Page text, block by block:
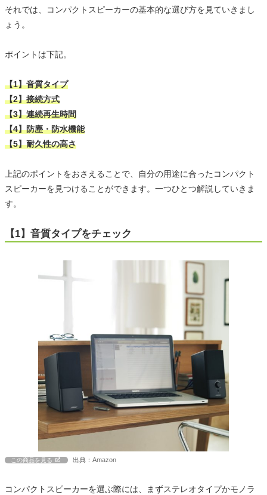
それでは、コンパクトスピーカーの基本的な選び方を見ていきまし
ょう。
ポイントは下記。
【1】音質タイプ
【2】接続方式
【3】連続再生時間
【4】防塵・防水機能
【5】耐久性の高さ
上記のポイントをおさえることで、自分の用途に合ったコンパクト
スピーカーを見つけることができます。一つひとつ解説していきま
す。
【1】音質タイプをチェック
この商品を見る 出典：Amazon
コンパクトスピーカーを選ぶ際には、まずステレオタイプかモノラ